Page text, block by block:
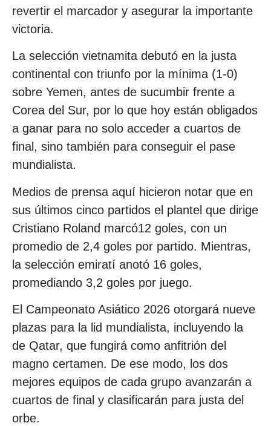
revertir el marcador y asegurar la importante
victoria.
La selección vietnamita debutó en la justa
continental con triunfo por la mínima (1-0)
sobre Yemen, antes de sucumbir frente a
Corea del Sur, por lo que hoy están obligados
a ganar para no solo acceder a cuartos de
final, sino también para conseguir el pase
mundialista.
Medios de prensa aquí hicieron notar que en
sus últimos cinco partidos el plantel que dirige
Cristiano Roland marcó12 goles, con un
promedio de 2,4 goles por partido. Mientras,
la selección emiratí anotó 16 goles,
promediando 3,2 goles por juego.
El Campeonato Asiático 2026 otorgará nueve
plazas para la lid mundialista, incluyendo la
de Qatar, que fungirá como anfitrión del
magno certamen. De ese modo, los dos
mejores equipos de cada grupo avanzarán a
cuartos de final y clasificarán para justa del
orbe.